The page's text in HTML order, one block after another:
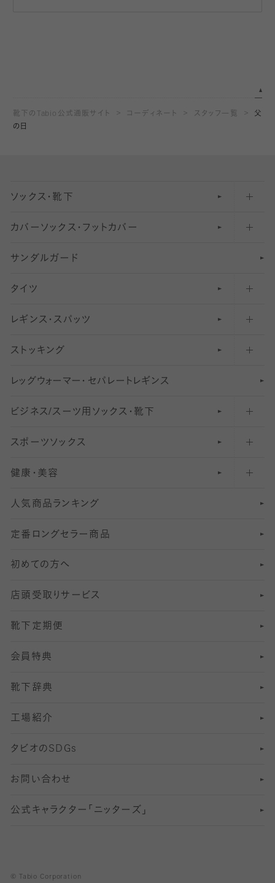
靴下のTabio公式通販サイト コーディネート スタッフ一覧
父
の日
ソックス・靴下
五本指ソックス・靴下
足袋ソックス・靴下
無地・プレーンソックス・靴下
柄ソックス・靴下
スニーカー（くるぶし）用ソックス
アンクル・ショートソックス（くるぶし上）
クルーソックス（ふくらはぎ下）
ハイソックス
オーバーニー・ニーハイソックス
カバーソックス・フットカバー
フットカバー・カバーソックス（深め）
フットカバー・カバーソックス（ふつう）
フットカバー・カバーソックス（浅め）
サンダルガード
タイツ
30デニール以下のタイツ（薄手タイツ）
31〜40デニールタイツ
41〜60デニールタイツ
61〜80デニールタイツ
81 〜110デニールタイツ
111〜210デニールタイツ
211デニールタイツ以上（防寒・厚手タイツ）
レギンス・スパッツ
柄レギンス
無地レギンス
レギンスパンツ（レギパン）
マタニティレギンス
5 分丈
6 分丈レギンス
7 分丈 レギンス
8 分丈 レギンス
10分丈 レギンス
12分丈レギンス
13分丈レギンス
ストッキング
伝線しにくいストッキング
ショートストッキング
結婚式用ストッキング
美脚ストッキング
オールスルーストッキング
レッ グ ウォー マー ・ セパレー ト レ ギンス
ビジネス/スーツ用 ソックス・靴下
匠シリーズ
フレッシャーズ向けソックス・靴下
冠婚葬祭向けソックス・靴下
スーツカジュアルソックス・靴下
ロングホーズ
スポーツソックス
ランニングソックス・靴下
ゴルフソックス・靴下
サッカー・フットサル用ソックス
ヨガソックス・靴下
スポーツ用レッグウォーマー
SSサイズ（21～23cm）
Sサイズ（22～25cm）
Mサイズ（25～27cm）
Lサイズ（27～29cm）
健康・美容
インナーソックス
加圧・着圧ソックス
冷えとり靴下
着圧・加圧タイツ
むくみ対策
足の疲れ対策
足の臭い対策
冷え対策
靴ずれ対策
快適な睡眠対策
人気商品ランキング
定番ロングセラー商品
初めての方へ
店頭受取りサービス
靴下定期便
会員特典
靴下辞典
工場紹介
タビオのSDGs
お問い合わせ
公式キャラクター「ニッターズ」
© Tabio Corporation